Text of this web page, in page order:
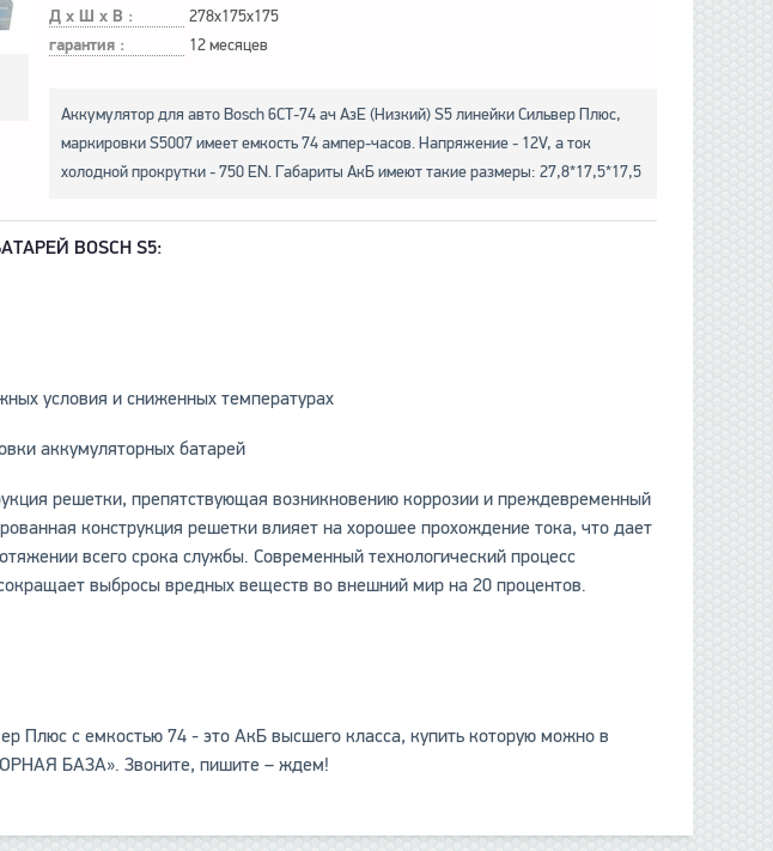
Д х Ш х В : 278x175x175
гарантия : 12 месяцев
Аккумулятор для авто Bosch 6СТ-74 ач АзЕ (Низкий) S5 линейки Сильвер Плюс,
маркировки S5007 имеет емкость 74 ампер-часов. Напряжение - 12V, а ток
холодной прокрутки - 750 EN. Габариты АкБ имеют такие размеры: 27,8*17,5*17,5
BOSCH S5:
условия и сниженных температурах
аккумуляторных батарей
решетки, препятствующая возникновению коррозии и преждевременный
конструкция решетки влияет на хорошее прохождение тока, что дает
всего срока службы. Современный технологический процесс
выбросы вредных веществ во внешний мир на 20 процентов.
Плюс с емкостью 74 - это АкБ высшего класса, купить которую можно в
БАЗА». Звоните, пишите – ждем!